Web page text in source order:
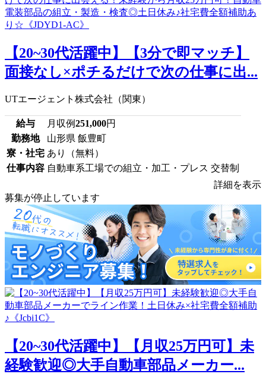
【20~30代活躍中】【3分で即マッチ】
面接なし×ポチるだけで次の仕事に出...
UTエージェント株式会社（関東）
給与 月収例251,000円
勤務地
山形県 飯豊町
寮・社宅 あり（無料）
仕事内容 自動車系工場での組立・加工・プレス 交替制
詳細を表示
募集が停止しています
【20~30代活躍中】【月収25万円可】未
経験歓迎◎大手自動車部品メーカー...